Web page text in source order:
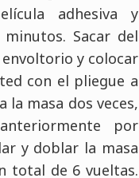
adhesiva y
Sacar del
y colocar
con el pliegue a
la masa dos veces,
por
y doblar la masa
total de 6 vueltas.